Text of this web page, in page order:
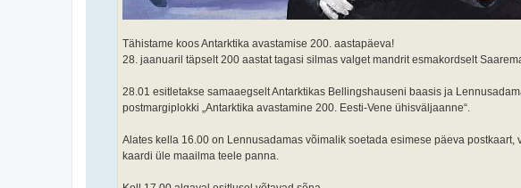
Tähistame koos Antarktika avastamise 200. aastapäeva!
28. jaanuaril täpselt 200 aastat tagasi silmas valget mandrit esmakordselt
28.01 esitletakse samaaegselt Antarktikas Bellingshauseni baasis ja
postmargiplokki „Antarktika avastamine 200. Eesti-Vene ühisväljaanne“.
Alates kella 16.00 on Lennusadamas võimalik soetada esimese päeva
kaardi üle maailma teele panna.